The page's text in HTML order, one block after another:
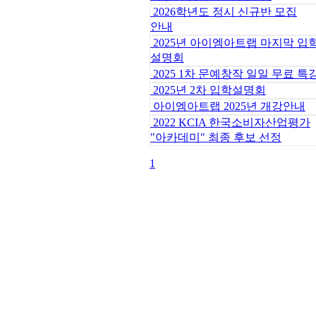
2026학년도 정시 신규반 모집
안내
2025년 아이엠아트랩 마지막 입
설명회
2025 1차 문예창작 일일 무료 특
2025년 2차 입학설명회
아이엠아트랩 2025년 개강안내
2022 KCIA 한국소비자산업평가
"아카데미" 최종 후보 선정
1